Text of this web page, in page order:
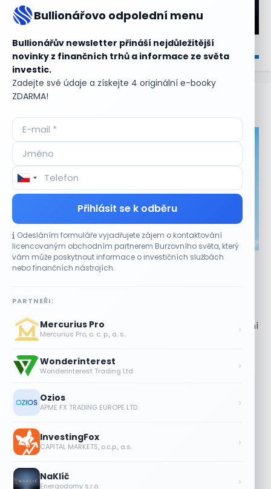
Bullionářovo odpolední menu
Bullionářův newsletter přináší nejdůležitější
novinky z finančních trhů a informace ze světa
investic.
Zadejte své údaje a získejte 4 originální e-booky
ZDARMA!
Přihlásit se k odběru
Odesláním formuláře vyjadřujete zájem o kontaktování
licencovaným obchodním partnerem Burzovního světa, který
vám může poskytnout informace o investičních službách
nebo finančních nástrojích.
PARTNEŘI:
Mercurius Pro
Mercurius Pro, o. c. p., a. s. ›
Wonderinterest
Wonderinterest Trading Ltd ›
Ozios
APME FX TRADING EUROPE LTD ›
InvestingFox
CAPITAL MARKETS, o.c.p., a.s. ›
NaKlíč
Energodomy s.r.o. ›
Aktuální
CO HÝBE TRHEM
Akcie Micron klesají, ale nejhoršímu výprodeji
paměťových čipů unikly
Micron Technology (MU) ve čtvrtek uzavřely obchodování
se ztrátou 1,3 %. Výrobce paměťových...
Jalapeňová kauza tlačí akcie Chipotle
níž. Analytici ale zůstávají klidní
růstem
7 SRPNA, 2026
Plány Starlinku srazily akcie T-Mobile,